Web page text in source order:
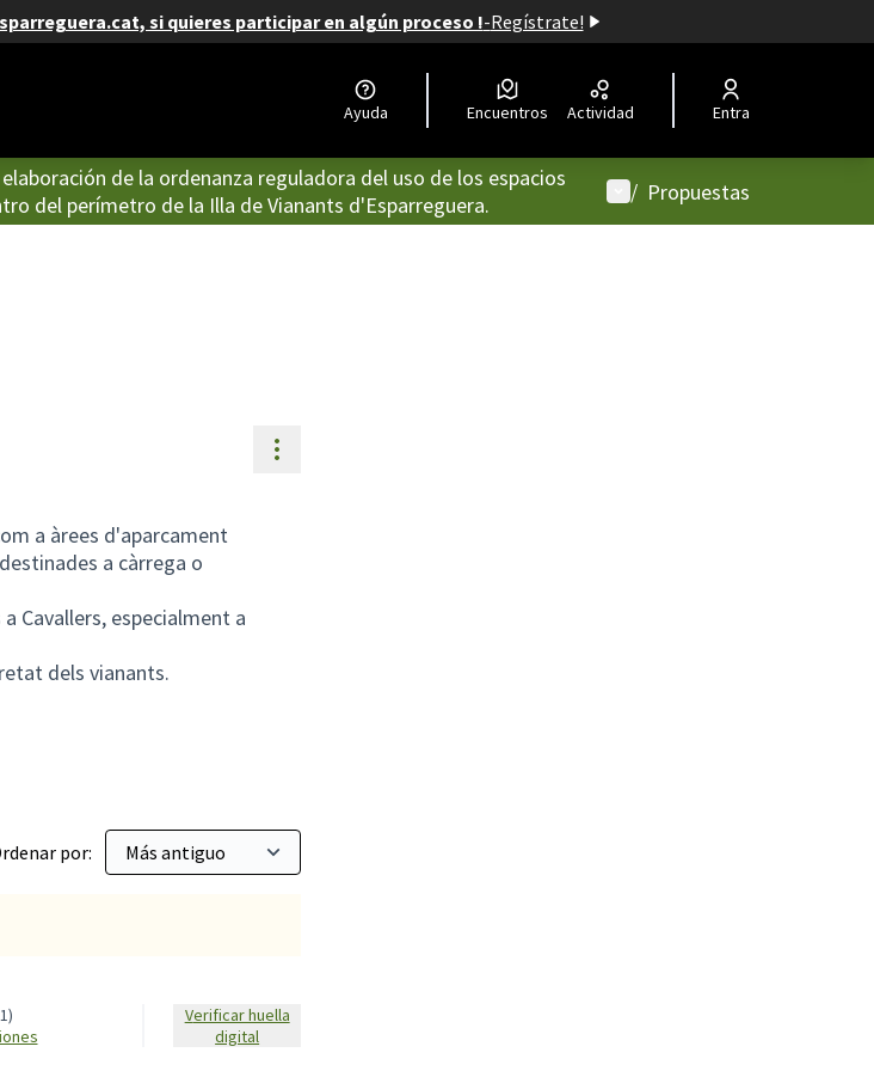
si quieres participar en algún proceso !-Regístrate!
Ayuda Encuentros Actividad Entra
de la ordenanza reguladora del uso de los espacios
del perímetro de la Illa de Vianants d'Esparreguera.
Menú de usuario
/ Propuestas
Controles de recursos
a àrees d'aparcament
a càrrega o
Cavallers, especialment a
dels vianants.
por:
Verificar huella
digital